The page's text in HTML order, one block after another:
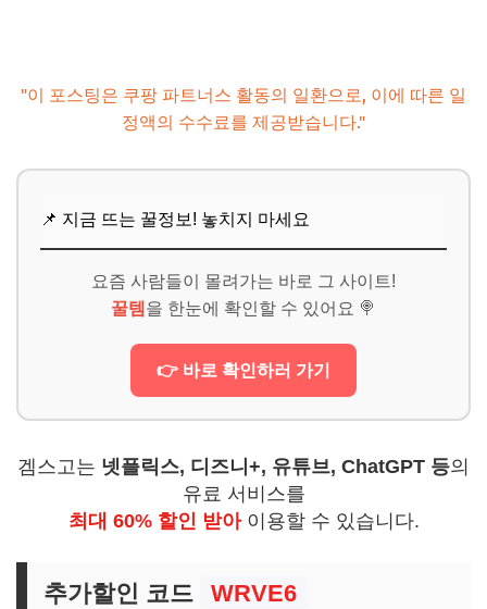
"이 포스팅은 쿠팡 파트너스 활동의 일환으로, 이에 따른 일
정액의 수수료를 제공받습니다."
📌 지금 뜨는 꿀정보! 놓치지 마세요
요즘 사람들이 몰려가는 바로 그 사이트!
꿀템 을 한눈에 확인할 수 있어요 🍭
👉 바로 확인하러 가기
겜스고는 넷플릭스, 디즈니+, 유튜브, ChatGPT 등의
유료 서비스를
최대 60% 할인 받아이용할 수 있습니다.
추가할인 코드 WRVE6